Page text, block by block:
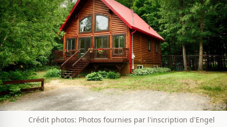
Crédit photos: Photos fournies par l'inscription d'Engel